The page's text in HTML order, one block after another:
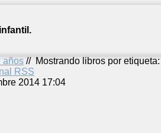
años // Mostrando libros por
RSS
2014 17:04